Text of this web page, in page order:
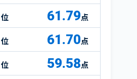
61.79点
61.70点
59.58点